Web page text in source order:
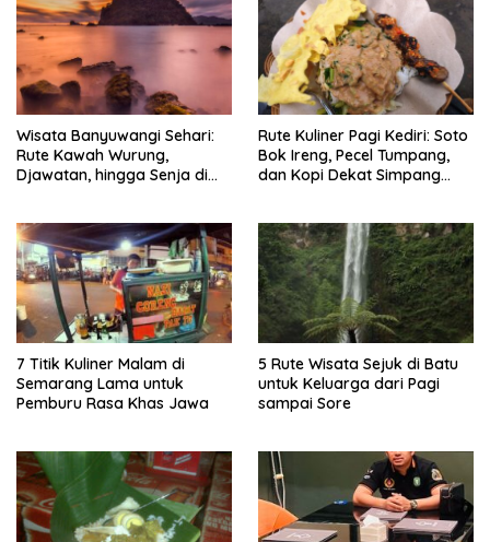
Wisata Banyuwangi Sehari:
Rute Kawah Wurung,
Djawatan, hingga Senja di
Rute Kuliner Pagi Kediri: Soto
Bok Ireng, Pecel Tumpang,
dan Kopi Dekat Simpang
7 Titik Kuliner Malam di
Semarang Lama untuk
Pemburu Rasa Khas Jawa
5 Rute Wisata Sejuk di Batu
untuk Keluarga dari Pagi
sampai Sore